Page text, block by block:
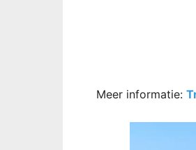
Meer informatie: